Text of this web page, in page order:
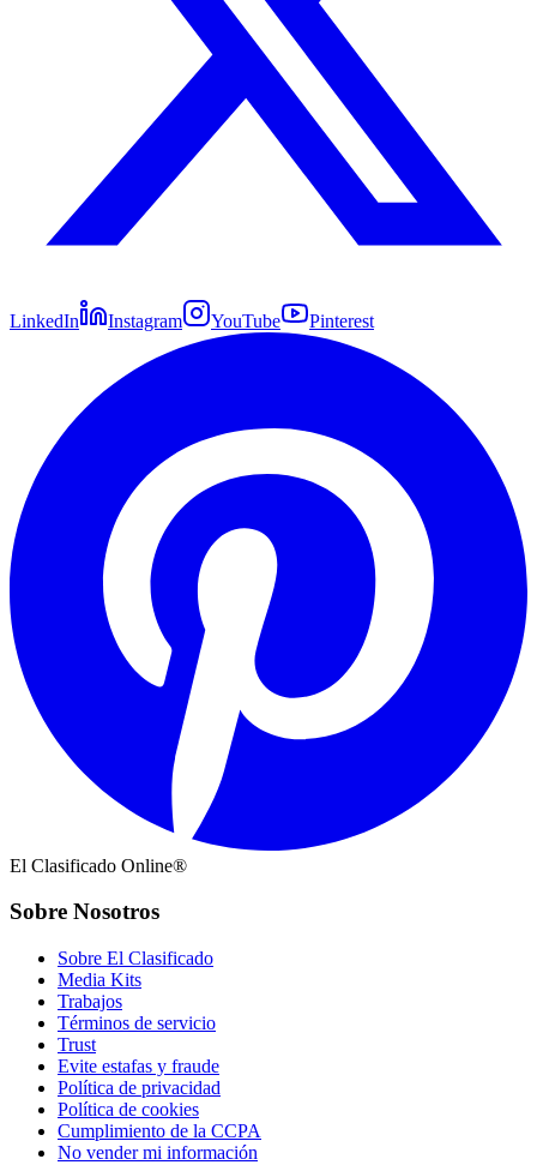
LinkedIn Instagram YouTube Pinterest
El Clasificado Online®
Sobre Nosotros
Sobre El Clasificado
Media Kits
Trabajos
Términos de servicio
Trust
Evite estafas y fraude
Política de privacidad
Política de cookies
Cumplimiento de la CCPA
No vender mi información